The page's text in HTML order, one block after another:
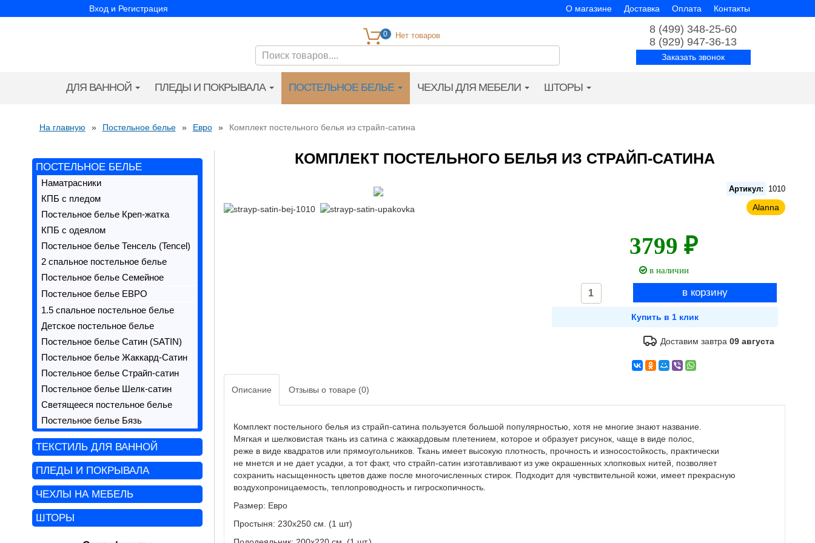
Вход и Регистрация О магазине Доставка Оплата Контакты
0
8 (499) 348-25-60
8 (929) 947-36-13
Заказать звонок
ДЛЯ ВАННОЙ ПЛЕДЫ И ПОКРЫВАЛА ПОСТЕЛЬНОЕ БЕЛЬЕ ЧЕХЛЫ ДЛЯ МЕБЕЛИ ШТОРЫ
На главную » Постельное белье » Евро » Комплект постельного белья из страйп-сатина
ПОСТЕЛЬНОЕ БЕЛЬЕ
Наматрасники
КПБ с пледом
Постельное белье Креп-жатка
КПБ с одеялом
Постельное белье Тенсель (Tencel)
2 спальное постельное белье
Постельное белье Семейное
Постельное белье ЕВРО
1.5 спальное постельное белье
Детское постельное белье
Постельное белье Сатин (SATIN)
Постельное белье Жаккард-Сатин
Постельное белье Страйп-сатин
Постельное белье Шелк-сатин
Светящееся постельное белье
Постельное белье Бязь
ТЕКСТИЛЬ ДЛЯ ВАННОЙ
ПЛЕДЫ И ПОКРЫВАЛА
ЧЕХЛЫ НА МЕБЕЛЬ
ШТОРЫ
КОМПЛЕКТ ПОСТЕЛЬНОГО БЕЛЬЯ ИЗ СТРАЙП-САТИНА
Артикул: 1010
Alanna
3799 ₽
в наличии
Доставим завтра09 августа
Описание Отзывы о товаре (0)
Комплект постельного белья из страйп-сатина пользуется большой популярностью, хотя не многие знают название.
Мягкая и шелковистая ткань из сатина с жаккардовым плетением, которое и образует рисунок, чаще в виде полос,
реже в виде квадратов или прямоугольников. Ткань имеет высокую плотность, прочность и износостойкость, практически
не мнется и не дает усадки, а тот факт, что страйп-сатин изготавливают из уже окрашенных хлопковых нитей, позволяет
сохранить насыщенность цветов даже после многочисленных стирок. Подходит для чувствительной кожи, имеет прекрасную
воздухопроницаемость, теплопроводность и гигроскопичность.
Размер: Евро
Простыня: 230х250 см. (1 шт)